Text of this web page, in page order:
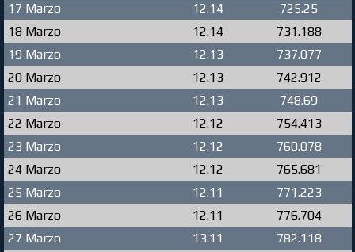
17 Marzo
12.14
725.25
18 Marzo
12.14
731.188
19 Marzo
12.13
737.077
20 Marzo
12.13
742.912
21 Marzo
12.13
748.69
22 Marzo
12.12
754.413
23 Marzo
12.12
760.078
24 Marzo
12.12
765.681
25 Marzo
12.11
771.223
26 Marzo
12.11
776.704
27 Marzo
13.11
782.118